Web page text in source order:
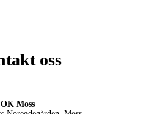
oss
OK Moss